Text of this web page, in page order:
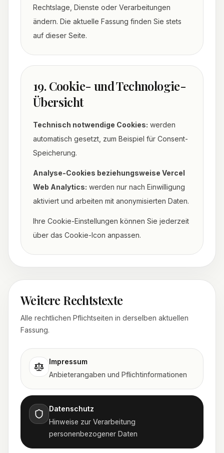
Rechtslage, Dienste oder Verarbeitungen
ändern. Die aktuelle Fassung finden Sie stets
auf dieser Seite.
19. Cookie- und Technologie-
Übersicht
Technisch notwendige Cookies: werden
automatisch gesetzt, zum Beispiel für Consent-
Speicherung.
Analyse-Cookies beziehungsweise Vercel
Web Analytics: werden nur nach Einwilligung
aktiviert und arbeiten mit anonymisierten Daten.
Ihre Cookie-Einstellungen können Sie jederzeit
über das Cookie-Icon anpassen.
Weitere Rechtstexte
Alle rechtlichen Pflichtseiten in derselben aktuellen
Fassung.
Impressum
Anbieterangaben und Pflichtinformationen
Datenschutz
Hinweise zur Verarbeitung
personenbezogener Daten